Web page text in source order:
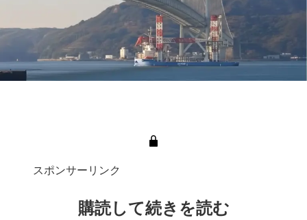
スポンサーリンク
購読して続きを読む